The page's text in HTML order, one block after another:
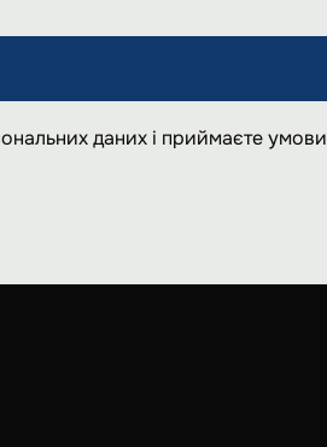
даних і приймаєте умови